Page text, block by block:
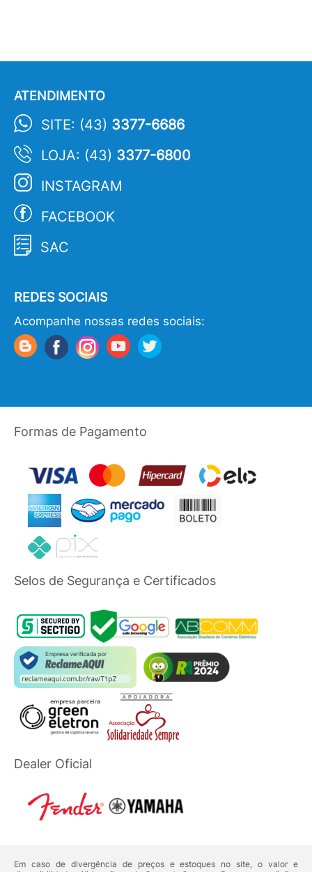
ATENDIMENTO
SITE: (43) 3377-6686
LOJA: (43) 3377-6800
INSTAGRAM
FACEBOOK
SAC
REDES SOCIAIS
Acompanhe nossas redes sociais:
Formas de Pagamento
Selos de Segurança e Certificados
Dealer Oficial
Em caso de divergência de preços e estoques no site, o valor e